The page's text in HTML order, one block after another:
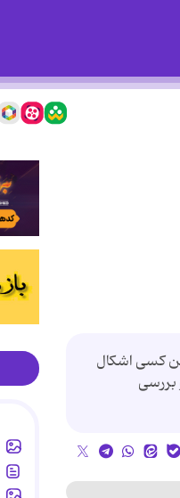
کسی اشکال
بررسی